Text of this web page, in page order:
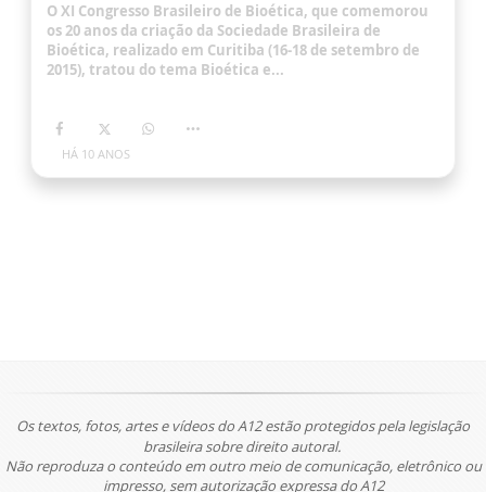
O XI Congresso Brasileiro de Bioética, que comemorou
os 20 anos da criação da Sociedade Brasileira de
Bioética, realizado em Curitiba (16-18 de setembro de
2015), tratou do tema Bioética e...
HÁ 10 ANOS
Os textos, fotos, artes e vídeos do A12 estão protegidos pela legislação
brasileira sobre direito autoral.
Não reproduza o conteúdo em outro meio de comunicação, eletrônico ou
impresso, sem autorização expressa do A12